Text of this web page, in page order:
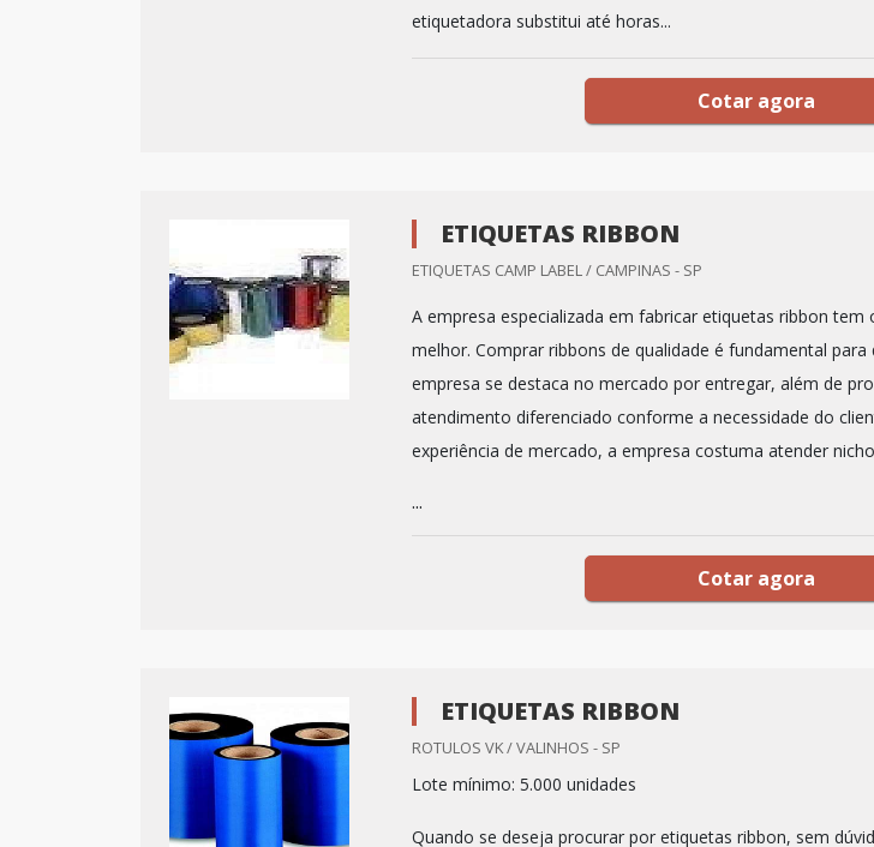
etiquetadora substitui até horas...
Cotar agora
ETIQUETAS RIBBON
ETIQUETAS CAMP LABEL / CAMPINAS - SP
A empresa especializada em fabricar etiquetas ribbon
melhor. Comprar ribbons de qualidade é fundamental para
empresa se destaca no mercado por entregar, além de
atendimento diferenciado conforme a necessidade do
experiência de mercado, a empresa costuma atender
...
Cotar agora
ETIQUETAS RIBBON
ROTULOS VK / VALINHOS - SP
Lote mínimo: 5.000 unidades
Quando se deseja procurar por etiquetas ribbon, sem